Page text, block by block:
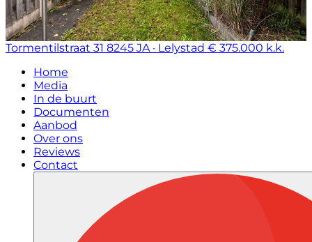
Tormentilstraat 31 8245 JA · Lelystad € 375.000 k.k.
Home
Media
In de buurt
Documenten
Aanbod
Over ons
Reviews
Contact